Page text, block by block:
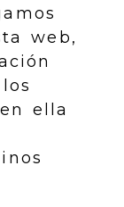
web,
ella